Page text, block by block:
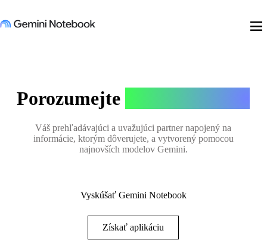
menu
Porozumejte
Váš prehľadávajúci a uvažujúci partner napojený na
informácie, ktorým dôverujete, a vytvorený pomocou
najnovších modelov Gemini.
Vyskúšať Gemini Notebook
Získať aplikáciu